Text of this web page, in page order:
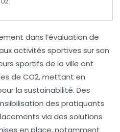
dans l’évaluation de
activités sportives sur son
sportifs de la ville ont
de CO2, mettant en
la sustainabilité. Des
des pratiquants
via des solutions
en place, notamment